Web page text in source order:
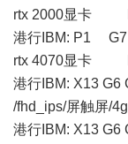
rtx 2000显卡
港行IBM: P1
rtx 4070显卡
港行IBM: X13
/fhd_ips/屏触
港行IBM: X13